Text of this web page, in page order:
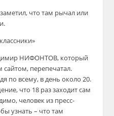
что там рычал или
НИФОНТОВ, который
перепечатал.
по всему, в день около 20.
что 18 раз заходит сам
человек из пресс-
узнать – что там